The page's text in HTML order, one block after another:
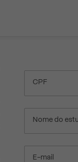
CPF
Nome do
E-mail